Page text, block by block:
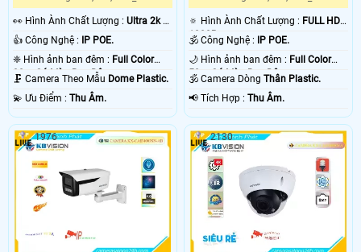
️👀 Hình Ành Chất Lượng : Ultra 2k +
👍 Công Nghệ : IP POE.
❈ Hình ảnh ban đêm : Full Color
30m Có Màu Ban Ðêm.
🗜️ Camera Theo Mẫu Dome Plastic.
️💫 Ưu Điểm : Thu Âm.
🔅 Hình Ành Chất Lượng : FULL HD
1080P .
🕉️ Công Nghệ : IP POE.
🌙 Hình ảnh ban đêm : Full Color
50m Có Màu Ban Ðêm.
🕉️ Camera DòngThân Plastic.
️📢 Tích Hợp :Thu Âm.
1976 2130